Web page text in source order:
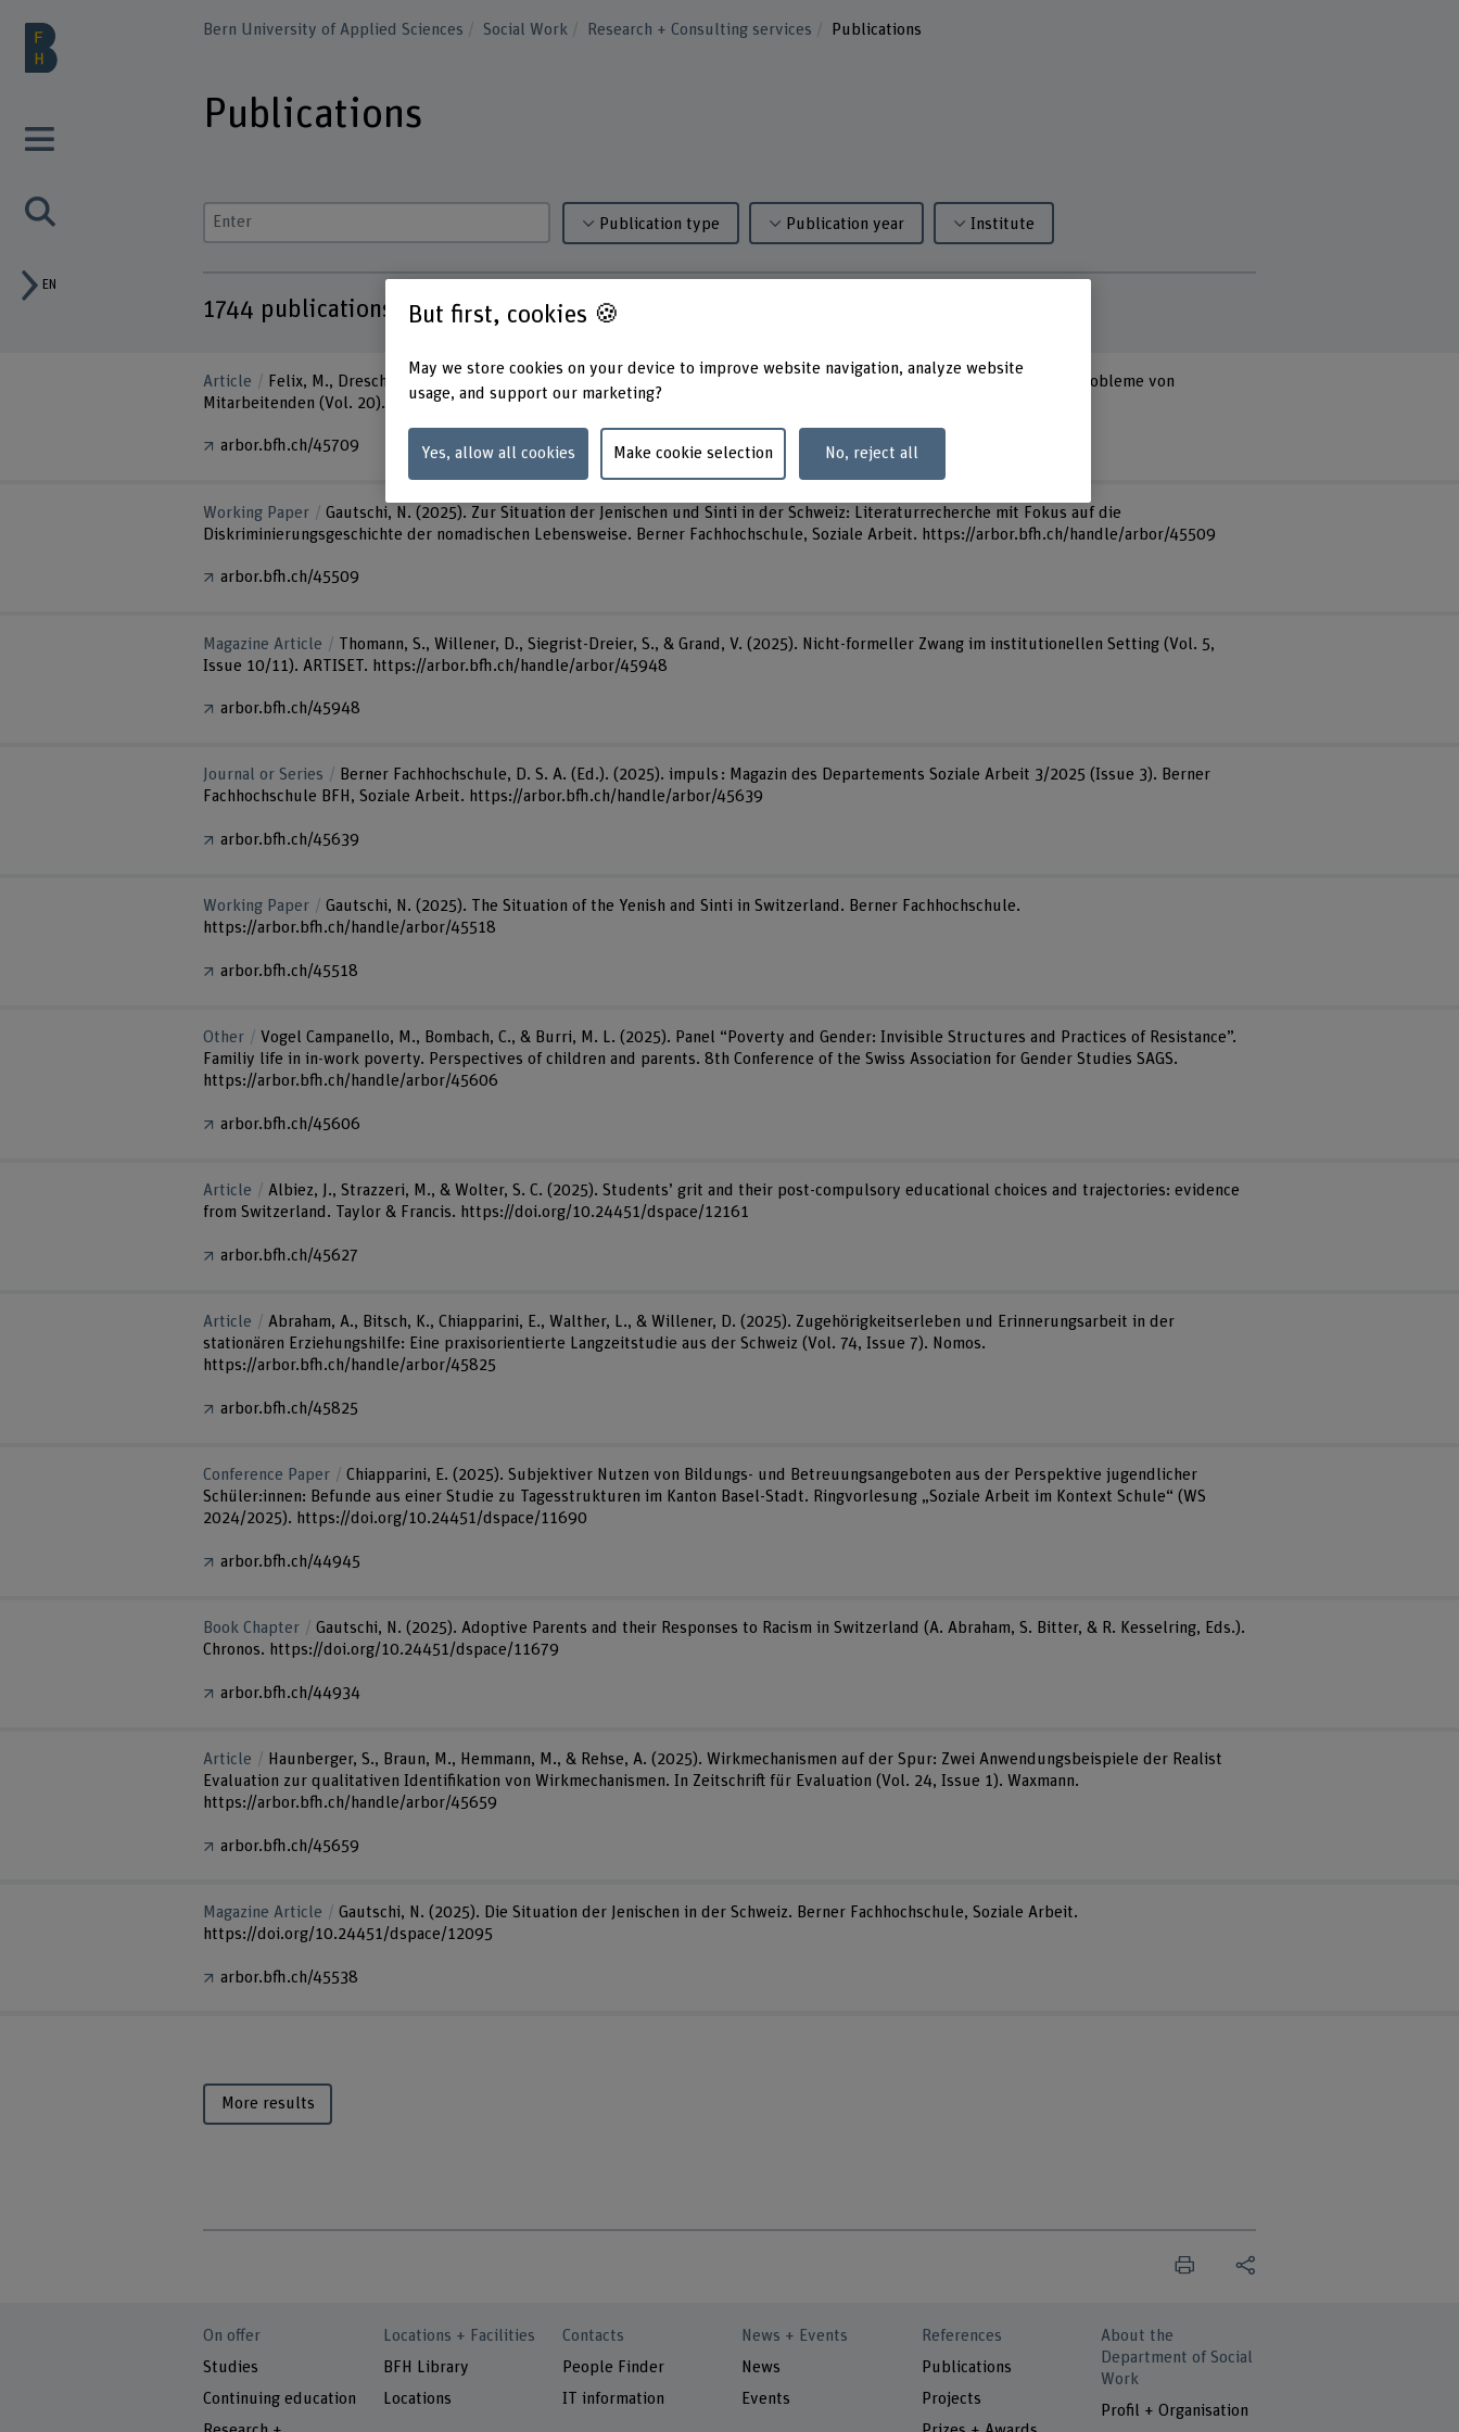
EN
Bern University of Applied Sciences Social Work Research + Consulting services Publications
Publications
Enter a search term Publication type Publication year Institute
1744 publications
Article
Felix, M., Drescher, T., & Haunberger, S. (2025). „C(r)ashkurs" – Schuldenprävention zur Erkennung finanzieller Probleme von
Mitarbeitenden (Vol. 20). Springer. https://arbor.bfh.ch/handle/arbor/45709
arbor.bfh.ch/45709
Working Paper
Gautschi, N. (2025). Zur Situation der Jenischen und Sinti in der Schweiz: Literaturrecherche mit Fokus auf die
Diskriminierungsgeschichte der nomadischen Lebensweise. Berner Fachhochschule, Soziale Arbeit. https://arbor.bfh.ch/handle/arbor/45509
arbor.bfh.ch/45509
Magazine Article
Thomann, S., Willener, D., Siegrist-Dreier, S., & Grand, V. (2025). Nicht-formeller Zwang im institutionellen Setting (Vol. 5,
Issue 10/11). ARTISET. https://arbor.bfh.ch/handle/arbor/45948
arbor.bfh.ch/45948
Journal or Series
Berner Fachhochschule, D. S. A. (Ed.). (2025). impuls : Magazin des Departements Soziale Arbeit 3/2025 (Issue 3). Berner
Fachhochschule BFH, Soziale Arbeit. https://arbor.bfh.ch/handle/arbor/45639
arbor.bfh.ch/45639
Working Paper
Gautschi, N. (2025). The Situation of the Yenish and Sinti in Switzerland. Berner Fachhochschule.
https://arbor.bfh.ch/handle/arbor/45518
arbor.bfh.ch/45518
Other
Vogel Campanello, M., Bombach, C., & Burri, M. L. (2025). Panel “Poverty and Gender: Invisible Structures and Practices of Resistance”.
Familiy life in in-work poverty. Perspectives of children and parents. 8th Conference of the Swiss Association for Gender Studies SAGS.
https://arbor.bfh.ch/handle/arbor/45606
arbor.bfh.ch/45606
Article
Albiez, J., Strazzeri, M., & Wolter, S. C. (2025). Students’ grit and their post-compulsory educational choices and trajectories: evidence
from Switzerland. Taylor & Francis. https://doi.org/10.24451/dspace/12161
arbor.bfh.ch/45627
Article
Abraham, A., Bitsch, K., Chiapparini, E., Walther, L., & Willener, D. (2025). Zugehörigkeitserleben und Erinnerungsarbeit in der
stationären Erziehungshilfe: Eine praxisorientierte Langzeitstudie aus der Schweiz (Vol. 74, Issue 7). Nomos.
https://arbor.bfh.ch/handle/arbor/45825
arbor.bfh.ch/45825
Conference Paper
Chiapparini, E. (2025). Subjektiver Nutzen von Bildungs- und Betreuungsangeboten aus der Perspektive jugendlicher
Schüler:innen: Befunde aus einer Studie zu Tagesstrukturen im Kanton Basel-Stadt. Ringvorlesung „Soziale Arbeit im Kontext Schule“ (WS
2024/2025). https://doi.org/10.24451/dspace/11690
arbor.bfh.ch/44945
Book Chapter
Gautschi, N. (2025). Adoptive Parents and their Responses to Racism in Switzerland (A. Abraham, S. Bitter, & R. Kesselring, Eds.).
Chronos. https://doi.org/10.24451/dspace/11679
arbor.bfh.ch/44934
Article
Haunberger, S., Braun, M., Hemmann, M., & Rehse, A. (2025). Wirkmechanismen auf der Spur: Zwei Anwendungsbeispiele der Realist
Evaluation zur qualitativen Identifikation von Wirkmechanismen. In Zeitschrift für Evaluation (Vol. 24, Issue 1). Waxmann.
https://arbor.bfh.ch/handle/arbor/45659
arbor.bfh.ch/45659
Magazine Article
Gautschi, N. (2025). Die Situation der Jenischen in der Schweiz. Berner Fachhochschule, Soziale Arbeit.
https://doi.org/10.24451/dspace/12095
arbor.bfh.ch/45538
More results
On offer
Studies
Continuing education
Locations + Facilities
BFH Library
Locations
Contacts
People Finder
IT information
News + Events
News
Events
References
Publications
Projects
About the
Department of Social
Work
Profil + Organisation
But first, cookies 🍪
May we store cookies on your device to improve website navigation, analyze website
usage, and support our marketing?
Yes, allow all cookies Make cookie selection No, reject all